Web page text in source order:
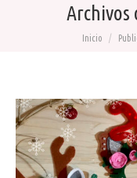
Archivos
Estás aquí:
Inicio